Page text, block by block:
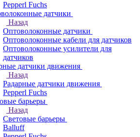
Pepperl Fuchs
датчики
Назад
Оптоволоконные датчики
Оптоволоконные кабели для датчиков
Оптоволоконные усилители для
датчиков
датчики движения
Назад
Радарные датчики движения
Pepperl Fuchs
барьеры
Назад
Световые барьеры
Balluff